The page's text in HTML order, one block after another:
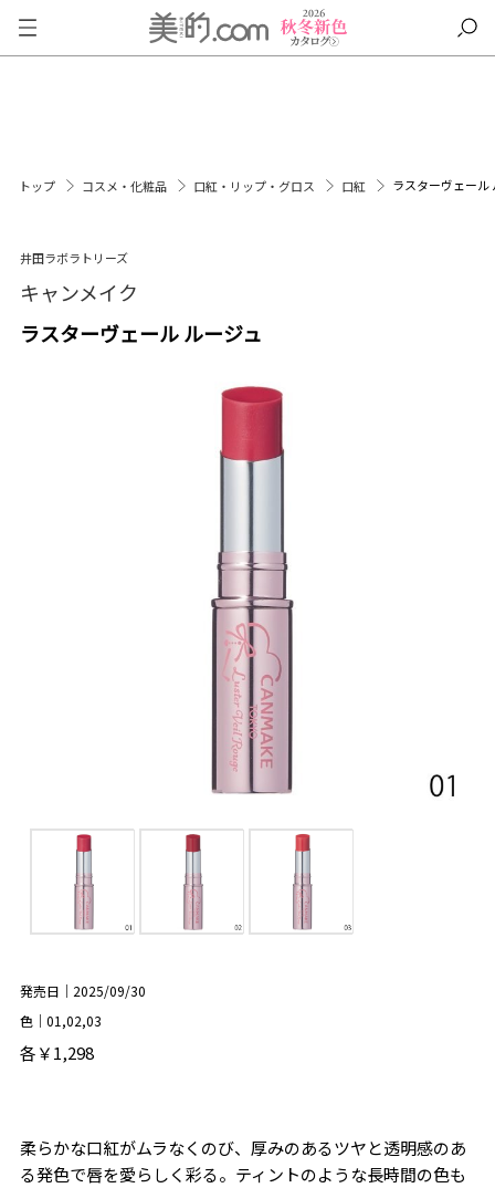
トップ コスメ・化粧品 口紅・リップ・グロス 口紅 ラスターヴェール
井田ラボラトリーズ
キャンメイク
ラスターヴェール ルージュ
発売日｜2025/09/30
色｜01,02,03
各￥1,298
柔らかな口紅がムラなくのび、厚みのあるツヤと透明感のあ
る発色で唇を愛らしく彩る。ティントのような長時間の色も